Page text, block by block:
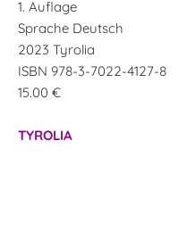
1. Auflage
Sprache Deutsch
2023 Tyrolia
ISBN 978-3-7022-4127-8
15.00 €
TYROLIA